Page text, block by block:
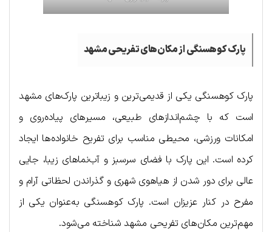
پارک کوهسنگی از مکان‌های تفریحی مشهد
پارک کوهسنگی یکی از قدیمی‌ترین و زیباترین پارک‌های مشهد
است که با چشم‌اندازهای طبیعی، مسیرهای پیاده‌روی و
امکانات ورزشی، محیطی مناسب برای تفریح خانواده‌ها ایجاد
کرده است. این پارک با فضای سرسبز و آب‌نماهای زیبا، جایی
عالی برای دور شدن از هیاهوی شهری و گذراندن لحظاتی آرام و
مفرح در کنار عزیزان است. پارک کوهسنگی به‌عنوان یکی از
مهم‌ترین مکان‌های تفریحی مشهد شناخته می‌شود.